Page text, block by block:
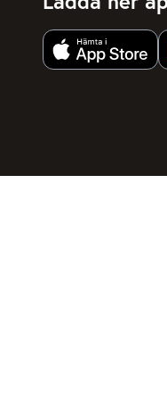
Hämta app från